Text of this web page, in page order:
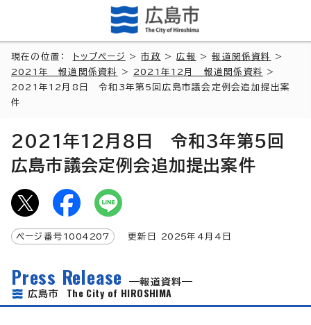
現在の位置： トップページ >市政 >広報 >報道関係資料
>
2021年 報道関係資料
> 2021年12月 報道関係資料
>
2021年12月8日 令和3年第5回広島市議会定例会追加提出案
件
2021年12月8日 令和3年第5回
広島市議会定例会追加提出案件
ページ番号 1004207 更新日 2025年4月4日
Press Release
報道資料
広島市 The City of HIROSHIMA